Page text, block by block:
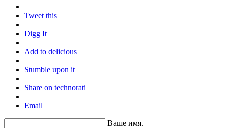
Tweet this
Digg It
Add to delicious
Stumble upon it
Share on technorati
Email
Ваше имя.